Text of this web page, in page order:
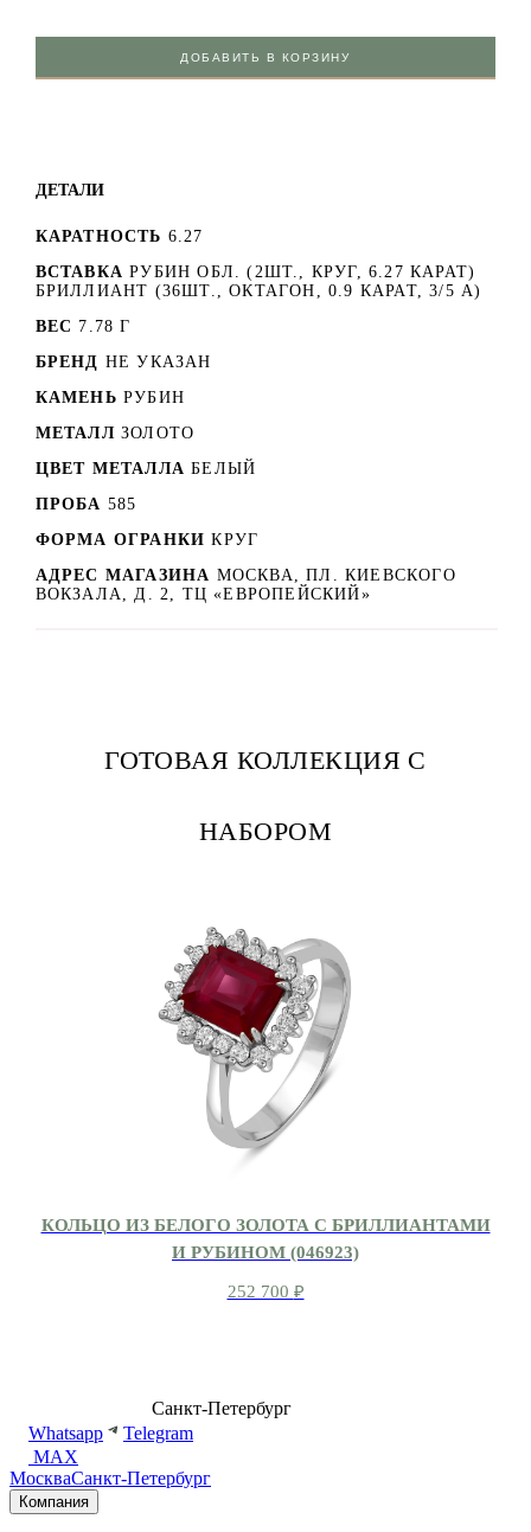
ДОБАВИТЬ В КОРЗИНУ
ДЕТАЛИ
КАРАТНОСТЬ 6.27
ВСТАВКА РУБИН ОБЛ. (2ШТ., КРУГ, 6.27 КАРАТ)
БРИЛЛИАНТ (36ШТ., ОКТАГОН, 0.9 КАРАТ, 3/5 А)
ВЕС 7.78 Г
БРЕНД НЕ УКАЗАН
КАМЕНЬ РУБИН
МЕТАЛЛ ЗОЛОТО
ЦВЕТ МЕТАЛЛА БЕЛЫЙ
ПРОБА 585
ФОРМА ОГРАНКИ КРУГ
АДРЕС МАГАЗИНА МОСКВА, ПЛ. КИЕВСКОГО
ВОКЗАЛА, Д. 2, ТЦ «ЕВРОПЕЙСКИЙ»
ГОТОВАЯ КОЛЛЕКЦИЯ С
НАБОРОМ
КОЛЬЦО ИЗ БЕЛОГО ЗОЛОТА С БРИЛЛИАНТАМИ
И РУБИНОМ (046923)
252 700 ₽
Санкт-Петербург
Whatsapp
Telegram
MAX
МоскваСанкт-Петербург
Компания